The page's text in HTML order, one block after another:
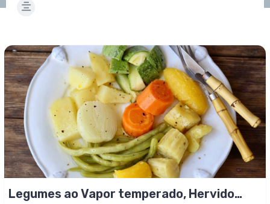
Legumes ao Vapor temperado, Hervido